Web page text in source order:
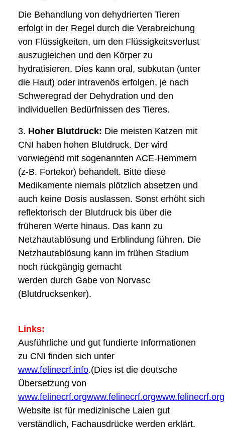
Die Behandlung von dehydrierten Tieren
erfolgt in der Regel durch die Verabreichung
von Flüssigkeiten, um den Flüssigkeitsverlust
auszugleichen und den Körper zu
hydratisieren. Dies kann oral, subkutan (unter
die Haut) oder intravenös erfolgen, je nach
Schweregrad der Dehydration und den
individuellen Bedürfnissen des Tieres.
3. Hoher Blutdruck: Die meisten Katzen mit
CNI haben hohen Blutdruck. Der wird
vorwiegend mit sogenannten ACE-Hemmern
(z-B. Fortekor) behandelt. Bitte diese
Medikamente niemals plötzlich absetzen und
auch keine Dosis auslassen. Sonst erhöht sich
reflektorisch der Blutdruck bis über die
früheren Werte hinaus. Das kann zu
Netzhautablösung und Erblindung führen. Die
Netzhautablösung kann im frühen Stadium
noch rückgängig gemacht
werden durch Gabe von Norvasc
(Blutdrucksenker).
Links:
Ausführliche und gut fundierte Informationen
zu CNI finden sich unter
www.felinecrf.info.(Dies ist die deutsche
Übersetzung von
www.felinecrf.orgwww.felinecrf.orgwww.felinecrf.org
Website ist für medizinische Laien gut
verständlich, Fachausdrücke werden erklärt.